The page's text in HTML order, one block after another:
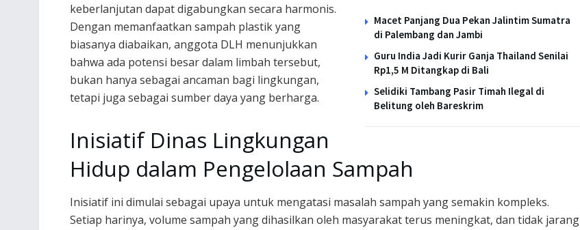
Macet Panjang Dua Pekan Jalintim Sumatra
di Palembang dan Jambi
Guru India Jadi Kurir Ganja Thailand Senilai
Rp1,5 M Ditangkap di Bali
Selidiki Tambang Pasir Timah Ilegal di
Belitung oleh Bareskrim
keberlanjutan dapat digabungkan secara harmonis.
Dengan memanfaatkan sampah plastik yang
biasanya diabaikan, anggota DLH menunjukkan
bahwa ada potensi besar dalam limbah tersebut,
bukan hanya sebagai ancaman bagi lingkungan,
tetapi juga sebagai sumber daya yang berharga.
Inisiatif Dinas Lingkungan
Hidup dalam Pengelolaan Sampah
Inisiatif ini dimulai sebagai upaya untuk mengatasi masalah sampah yang semakin kompleks.
Setiap harinya, volume sampah yang dihasilkan oleh masyarakat terus meningkat, dan tidak jarang